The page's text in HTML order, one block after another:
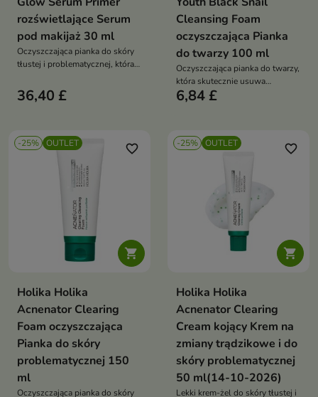
rozświetlające Serum
pod makijaż 30 ml
Oczyszczająca pianka do skóry
tłustej i problematycznej, która
wspiera redukcję
niedoskonałości i pozostawia
36,40 £
Cleansing Foam
oczyszczająca Pianka
do twarzy 100 ml
Oczyszczająca pianka do twarzy,
która skutecznie usuwa
zanieczyszczenia, wspiera
6,84 £
-25% OUTLET

favorite_border
Holika Holika
Acnenator Clearing
Foam oczyszczająca
Pianka do skóry
problematycznej 150
ml
Oczyszczająca pianka do skóry
-25% OUTLET

favorite_border
Holika Holika
Acnenator Clearing
Cream kojący Krem na
zmiany trądzikowe i do
skóry problematycznej
50 ml(14-10-2026)
Lekki krem-żel do skóry tłustej i